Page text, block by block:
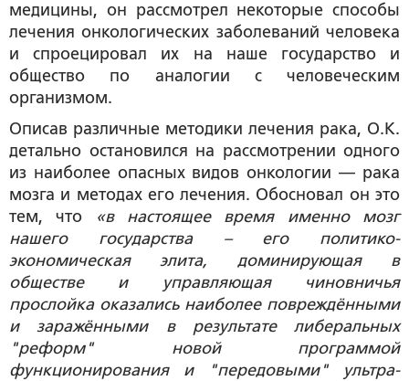
медицины, он рассмотрел некоторые способы
лечения онкологических заболеваний человека
и спроецировал их на наше государство и
общество по аналогии с человеческим
организмом.
Описав различные методики лечения рака, О.К.
детально остановился на рассмотрении одного
из наиболее опасных видов онкологии — рака
мозга и методах его лечения. Обосновал он это
тем, что
«в настоящее время именно мозг
нашего государства – его политико-
экономическая элита, доминирующая в
обществе и управляющая чиновничья
прослойка оказались наиболее повреждёнными
и заражёнными в результате либеральных
"реформ" новой программой
функционирования и "передовыми" ультра-